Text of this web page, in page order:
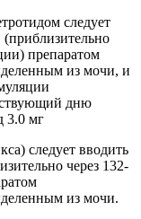
следует
препаратом
из мочи, и
дню
3.0 мг
следует вводить
через 132-
из мочи.